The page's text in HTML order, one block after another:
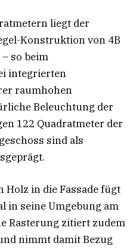
liegt der
Konstruktion von 4B
so beim
integrierten
raumhohen
Beleuchtung der
122 Quadratmeter der
sind als
in die Fassade fügt
in seine Umgebung am
Rasterung zitiert zudem
nimmt damit Bezug